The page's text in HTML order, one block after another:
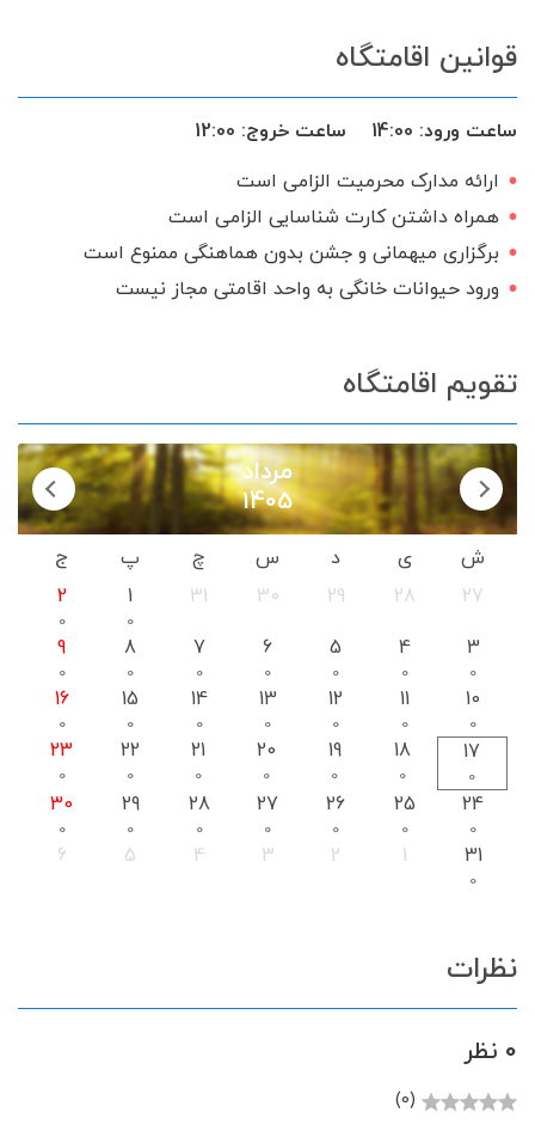
اجاق گاز
گیرنده دیجیتالقوانین اقامتگاه
ساعت ورود: 14:00 ساعت خروج: 12:00
ارائه مدارک محرمیت الزامی است
همراه داشتن کارت شناسایی الزامی است
برگزاری میهمانی و جشن بدون هماهنگی ممنوع است
ورود حیوانات خانگی به واحد اقامتی مجاز نیست
تقویم اقامتگاه
مرداد
1405
ش ی د س چ پ
ج
27
28
29
30
31
1
0
2
0
3
0
4
0
5
0
6
0
7
0
8
0
9
0
10
0
11
0
12
0
13
0
14
0
15
0
16
0
17
0
18
0
19
0
20
0
21
0
22
0
23
0
24
0
25
0
26
0
27
0
28
0
29
0
30
0
31
0
1
2
3
4
5
6
نظرات
0 نظر
(0)